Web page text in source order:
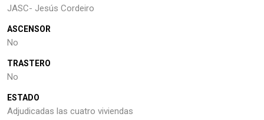
JASC- Jesús Cordeiro
ASCENSOR
No
TRASTERO
No
ESTADO
Adjudicadas las cuatro viviendas